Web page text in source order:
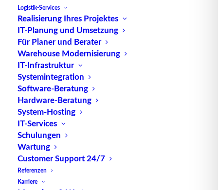
Logistik-Services
Realisierung Ihres Projektes
IT-Planung und Umsetzung
Für Planer und Berater
Warehouse Modernisierung
IT-Infrastruktur
Systemintegration
Software-Beratung
Hardware-Beratung
System-Hosting
IT-Services
Schulungen
Wartung
Customer Support 24/7
Referenzen
Karriere
GLS Logistik an
Apothekenserver
Um Patienten besser zu schützen,
bekommen verschreibungspflichtige
Medikamente…
by TUP Redaktion